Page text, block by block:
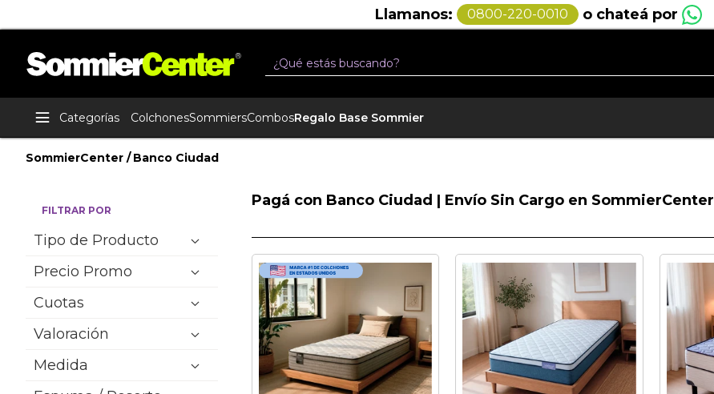
Llamanos: 0800-220-0010 o chateá por
Categorías ColchonesSommiersCombosRegalo Base Sommier
SommierCenter Banco Ciudad
Banco Ciudad Pagá con Banco Ciudad | Envío Sin Cargo en SommierCenter
FILTRAR POR
Tipo de Producto
Precio Promo
Cuotas
Valoración
Medida